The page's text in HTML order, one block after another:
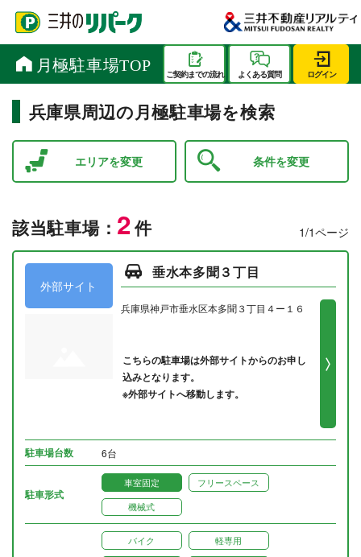
兵庫県周辺の月極駐車場を検索
エリアを変更 条件を変更
1/1ページ
該当駐車場： 2件
外部サイト
垂水本多聞３丁目
兵庫県神戸市垂水区本多聞３丁目４ー１６
こちらの駐車場は外部サイトからのお申し
込みとなります。
※外部サイトへ移動します。
駐車場台数 6台
駐車形式
車室固定 フリースペース
機械式
バイク 軽専用